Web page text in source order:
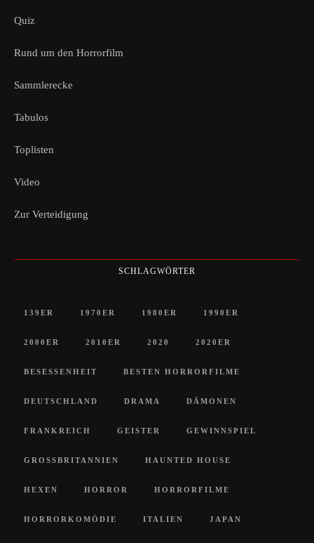
Quiz
Rund um den Horrorfilm
Sammlerecke
Tabulos
Toplisten
Video
Zur Verteidigung
SCHLAGWÖRTER
139ER 1970ER 1980ER 1990ER
2000ER 2010ER 2020 2020ER
BESESSENHEIT BESTEN HORRORFILME
DEUTSCHLAND DRAMA DÄMONEN
FRANKREICH GEISTER GEWINNSPIEL
GROSSBRITANNIEN HAUNTED HOUSE
HEXEN HORROR HORRORFILME
HORRORKOMÖDIE ITALIEN JAPAN